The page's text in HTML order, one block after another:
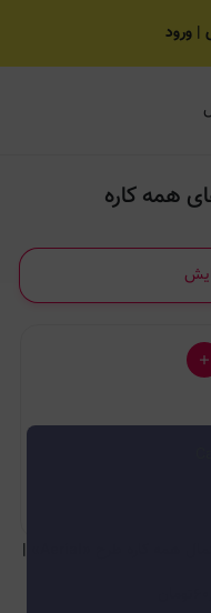
| ورود
همه کاره
دستمال همه کاره طرح «Aerial» |